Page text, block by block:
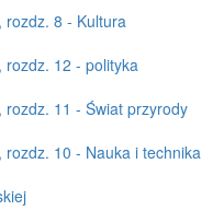
rozdz. 8 - Kultura
rozdz. 12 - polityka
11 - Świat przyrody
10 - Nauka i technika